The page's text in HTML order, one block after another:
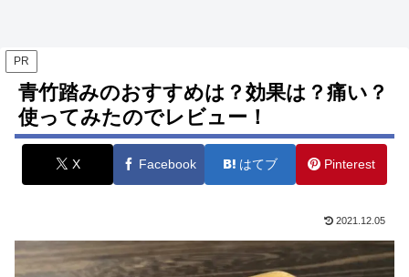
PR
青竹踏みのおすすめは？効果は？痛い？
使ってみたのでレビュー！
X Facebook はてブ Pinterest
2021.12.05